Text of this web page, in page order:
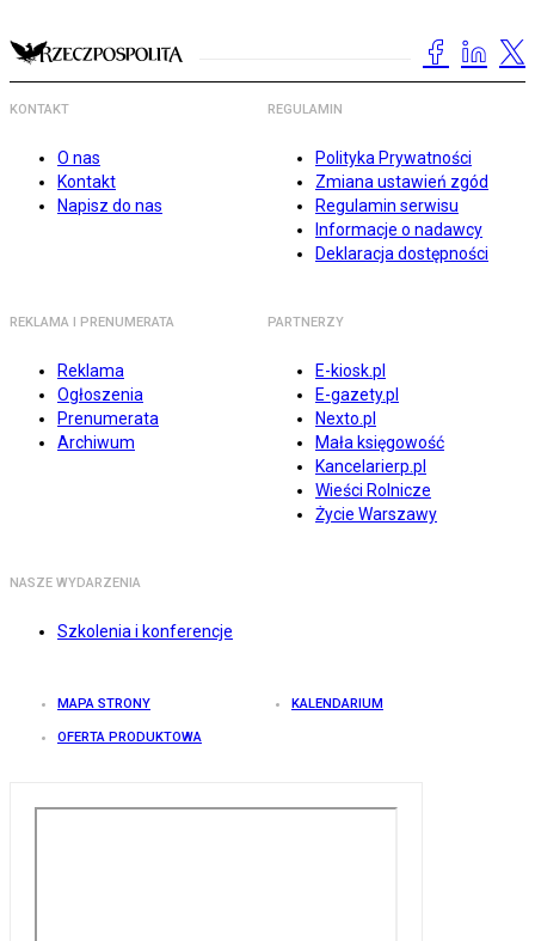
KONTAKT
O nas
Kontakt
Napisz do nas
REGULAMIN
Polityka Prywatności
Zmiana ustawień zgód
Regulamin serwisu
Informacje o nadawcy
Deklaracja dostępności
REKLAMA I PRENUMERATA
Reklama
Ogłoszenia
Prenumerata
Archiwum
PARTNERZY
E-kiosk.pl
E-gazety.pl
Nexto.pl
Mała księgowość
Kancelarierp.pl
Wieści Rolnicze
Życie Warszawy
NASZE WYDARZENIA
Szkolenia i konferencje
MAPA STRONY KALENDARIUM
OFERTA PRODUKTOWA